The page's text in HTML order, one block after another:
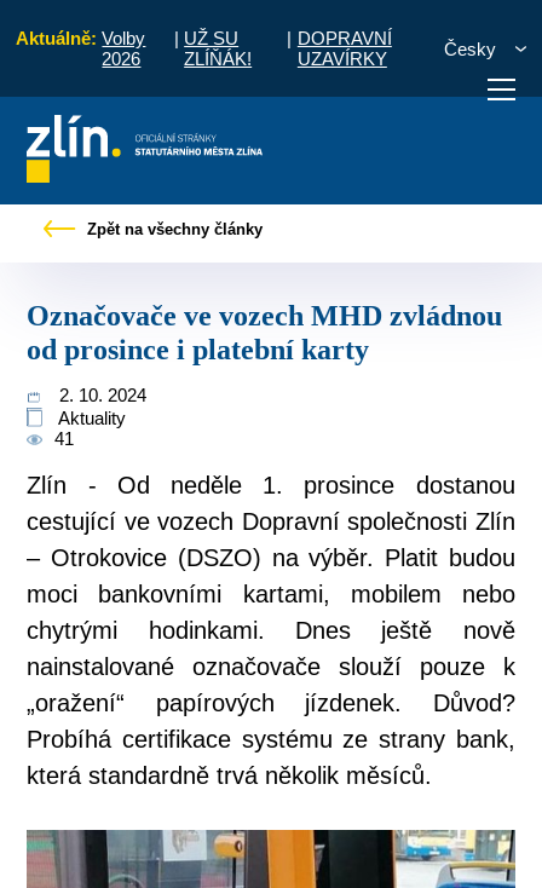
Aktuálně: Volby
2026
| UŽ SU
ZLÍŇÁK!
| DOPRAVNÍ
UZAVÍRKY
Česky
vyřídit Potřebuji zaplatit
Zpět na všechny články
Označovače ve vozech MHD zvládnou
od prosince i platební karty
2. 10. 2024
Aktuality
41
Zlín - Od neděle 1. prosince dostanou
cestující ve vozech Dopravní společnosti Zlín
– Otrokovice (DSZO) na výběr. Platit budou
moci bankovními kartami, mobilem nebo
chytrými hodinkami. Dnes ještě nově
nainstalované označovače slouží pouze k
„oražení“ papírových jízdenek. Důvod?
Probíhá certifikace systému ze strany bank,
která standardně trvá několik měsíců.